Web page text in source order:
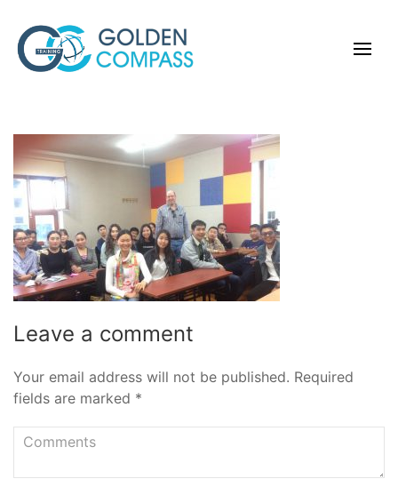
Leave a comment
Your email address will not be published. Required
fields are marked *